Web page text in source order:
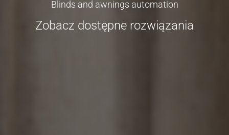
Blinds and awnings automation
Zobacz dostępne rozwiązania